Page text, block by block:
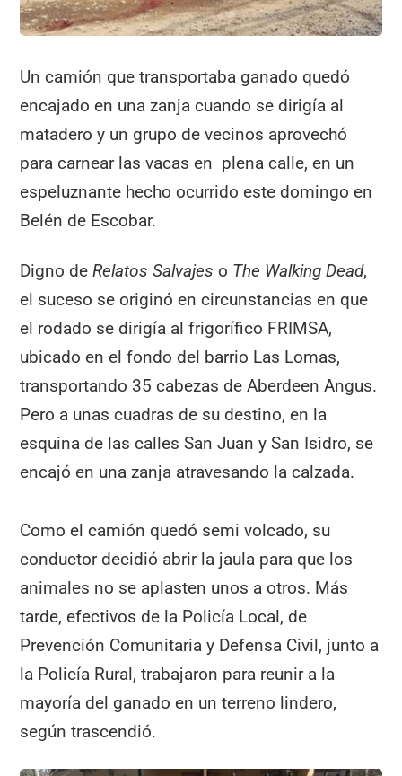
Un camión que transportaba ganado quedó
encajado en una zanja cuando se dirigía al
matadero y un grupo de vecinos aprovechó
para carnear las vacas en plena calle, en un
espeluznante hecho ocurrido este domingo en
Belén de Escobar.
Digno deRelatos Salvajes o The Walking Dead,
el suceso se originó en circunstancias en que
el rodado se dirigía al frigorífico FRIMSA,
ubicado en el fondo del barrio Las Lomas,
transportando 35 cabezas de Aberdeen Angus.
Pero a unas cuadras de su destino, en la
esquina de las calles San Juan y San Isidro, se
encajó en una zanja atravesando la calzada.
Como el camión quedó semi volcado, su
conductor decidió abrir la jaula para que los
animales no se aplasten unos a otros. Más
tarde, efectivos de la Policía Local, de
Prevención Comunitaria y Defensa Civil, junto a
la Policía Rural, trabajaron para reunir a la
mayoría del ganado en un terreno lindero,
según trascendió.